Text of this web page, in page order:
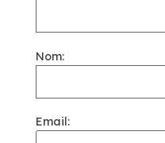
Nom:
Email: